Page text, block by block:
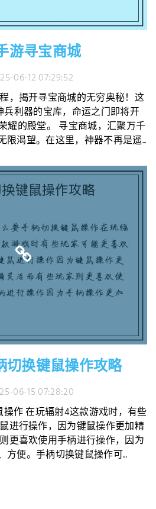
游寻宝商城
06-12 07:29:52
，揭开寻宝商城的无穷奥秘！这
利器的宝库，命运之门即将开
耀的殿堂。 寻宝商城，汇聚万千
限渴望。在这里，神器不再是遥...
切换键鼠操作攻略
06-15 07:28:20
操作 在玩辐射4这款游戏时，有些
进行操作，因为键鼠操作更加精
更喜欢使用手柄进行操作，因为
方便。手柄切换键鼠操作可...